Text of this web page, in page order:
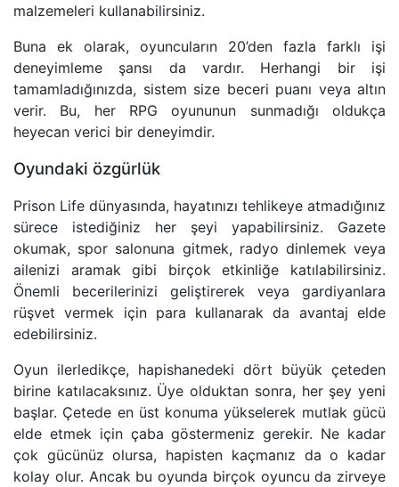
malzemeleri kullanabilirsiniz.
Buna ek olarak, oyuncuların 20’den fazla farklı işi
deneyimleme şansı da vardır. Herhangi bir işi
tamamladığınızda, sistem size beceri puanı veya altın
verir. Bu, her RPG oyununun sunmadığı oldukça
heyecan verici bir deneyimdir.
Oyundaki özgürlük
Prison Life dünyasında, hayatınızı tehlikeye atmadığınız
sürece istediğiniz her şeyi yapabilirsiniz. Gazete
okumak, spor salonuna gitmek, radyo dinlemek veya
ailenizi aramak gibi birçok etkinliğe katılabilirsiniz.
Önemli becerilerinizi geliştirerek veya gardiyanlara
rüşvet vermek için para kullanarak da avantaj elde
edebilirsiniz.
Oyun ilerledikçe, hapishanedeki dört büyük çeteden
birine katılacaksınız. Üye olduktan sonra, her şey yeni
başlar. Çetede en üst konuma yükselerek mutlak gücü
elde etmek için çaba göstermeniz gerekir. Ne kadar
çok gücünüz olursa, hapisten kaçmanız da o kadar
kolay olur. Ancak bu oyunda birçok oyuncu da zirveye